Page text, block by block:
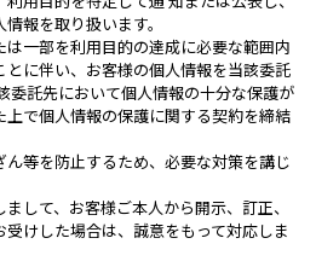
報を取り扱います。
一部を利用目的の達成に必要な範囲内
とに伴い、お客様の個人情報を当該委託
委託先において個人情報の十分な保護が
で個人情報の保護に関する契約を締結
等を防止するため、必要な対策を講じ
して、お客様ご本人から開示、訂正、
けした場合は、誠意をもって対応しま